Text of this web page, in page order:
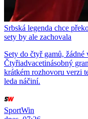
Srbská legenda chce
sety by ale zachovala
Sety do čtyř gamů,
Čtyřiadvacetinásobný
krátkém rozhovoru verzi
leda náčiní.
SportWin